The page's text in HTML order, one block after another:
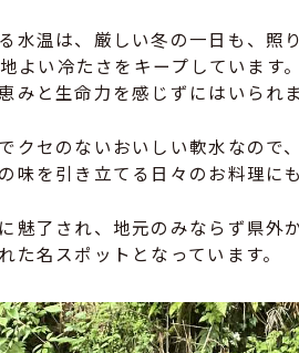
水温は、厳しい冬の一日も、照
よい冷たさをキープしています
みと生命力を感じずにはいられま
クセのないおいしい軟水なので
味を引き立てる日々のお料理に
魅了され、地元のみならず県外
た名スポットとなっています。